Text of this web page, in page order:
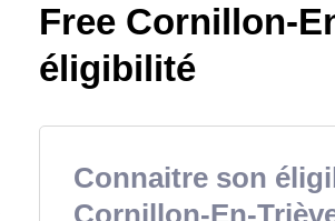
Free Cornillon-
éligibilité
Connaitre son
Cornillon-En-